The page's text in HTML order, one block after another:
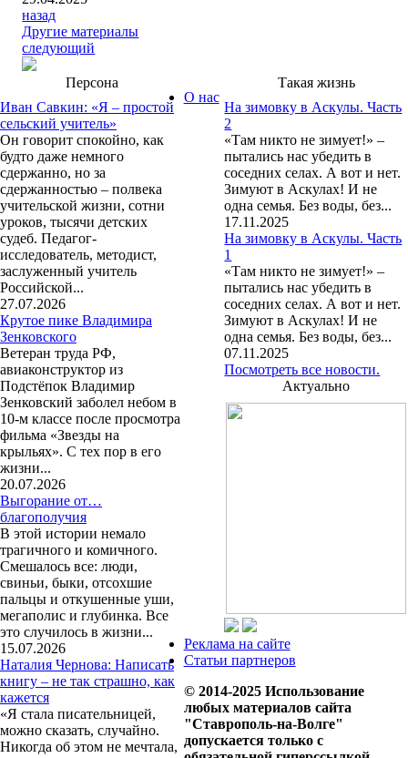
назад
Другие материалы
следующий
Персона
Иван Савкин: «Я – простой
сельский учитель»
Он говорит спокойно, как
будто даже немного
сдержанно, но за
сдержанностью – полвека
учительской жизни, сотни
уроков, тысячи детских
судеб. Педагог-
исследователь, методист,
заслуженный учитель
Российской...
27.07.2026
Крутое пике Владимира
Зенковского
Ветеран труда РФ,
авиаконструктор из
Подстёпок Владимир
Зенковский заболел небом в
10-м классе после просмотра
фильма «Звезды на
крыльях». С тех пор в его
жизни...
20.07.2026
Выгорание от…
благополучия
В этой истории немало
трагичного и комичного.
Смешалось все: люди,
свиньи, быки, отсохшие
пальцы и откушенные уши,
мегаполис и глубинка. Все
это случилось в жизни...
15.07.2026
Наталия Чернова: Написать
книгу – не так страшно, как
кажется
«Я стала писательницей,
можно сказать, случайно.
Никогда об этом не мечтала,
Такая жизнь
На зимовку в Аскулы. Часть
2
«Там никто не зимует!» –
пытались нас убедить в
соседних селах. А вот и нет.
Зимуют в Аскулах! И не
одна семья. Без воды, без...
17.11.2025
На зимовку в Аскулы. Часть
1
«Там никто не зимует!» –
пытались нас убедить в
соседних селах. А вот и нет.
Зимуют в Аскулах! И не
одна семья. Без воды, без...
07.11.2025
Посмотреть все новости.
Актуально
О нас
Реклама на сайте
Статьи партнеров
© 2014-2025 Использование
любых материалов сайта
"Ставрополь-на-Волге"
допускается только с